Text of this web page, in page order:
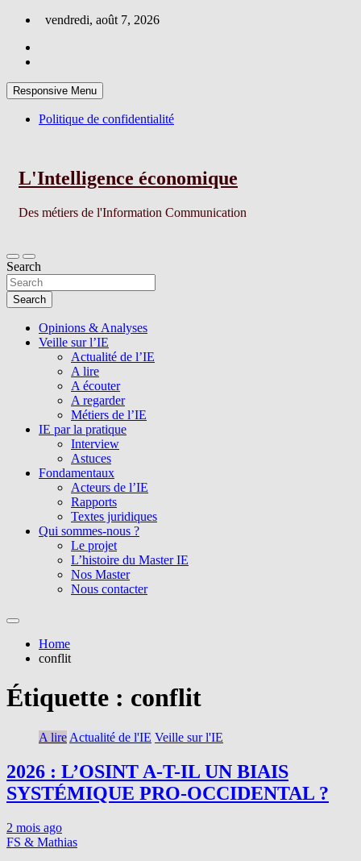
Skip
content
vendredi, août 7, 2026
Responsive Menu
Politique de confidentialité
L'Intelligence économique
Des métiers de l'Information Communication
Search
Search
Opinions & Analyses
Veille sur l’IE
Actualité de l’IE
A lire
A écouter
A regarder
Métiers de l’IE
IE par la pratique
Interview
Astuces
Fondamentaux
Acteurs de l’IE
Rapports
Textes juridiques
Qui sommes-nous ?
Le projet
L’histoire du Master IE
Nos Master
Nous contacter
Home
conflit
Étiquette : conflit
A lire Actualité de l'IE Veille sur l'IE
2026 : L’OSINT A-T-IL UN BIAIS
SYSTÉMIQUE PRO-OCCIDENTAL ?
2 mois ago
FS & Mathias